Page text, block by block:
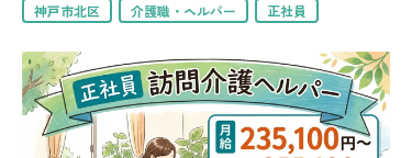
神戸市北区 介護職・ヘルパー 正社員